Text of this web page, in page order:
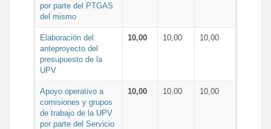
por parte del PTGAS
del mismo
Elaboración del
anteproyecto del
presupuesto de la
UPV
10,00 10,00 10,00
Apoyo operativo a
comisiones y grupos
de trabajo de la UPV
por parte del Servicio
10,00 10,00 10,00